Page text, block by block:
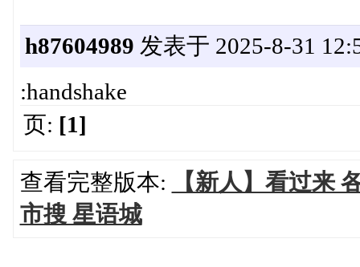
h87604989 发表于 2025-8-31
:handshake
页: [1]
查看完整版本:
【新人】看过来
市搜 星语城